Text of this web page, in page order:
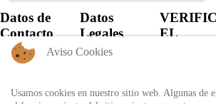
Datos de
Contacto
+57 60 1
6818530
Datos
Legales
Política de
EL
certificado
Aviso Cookies
Usamos cookies en nuestro sitio web. Algunas de